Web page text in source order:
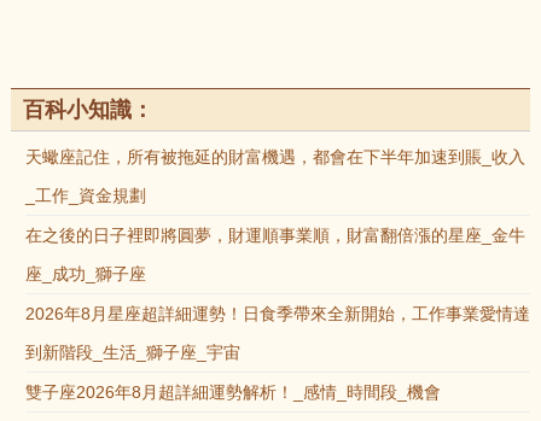
百科小知識：
天蠍座記住，所有被拖延的財富機遇，都會在下半年加速到賬_收入
_工作_資金規劃
在之後的日子裡即將圓夢，財運順事業順，財富翻倍漲的星座_金牛
座_成功_獅子座
2026年8月星座超詳細運勢！日食季帶來全新開始，工作事業愛情達
到新階段_生活_獅子座_宇宙
雙子座2026年8月超詳細運勢解析！_感情_時間段_機會